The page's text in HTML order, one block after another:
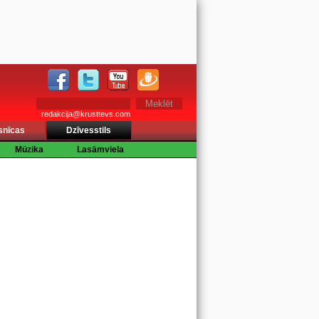
redakcija@krusttevs.com
Dzīvesstils
Mūzika
Lasāmviela